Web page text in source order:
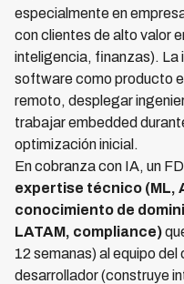
especialmente en
con clientes de alto valor
inteligencia, finanzas). La
software como producto
remoto, desplegar
trabajar embedded
optimización inicial.
En cobranza con IA, un
expertise técnico (ML,
conocimiento de
LATAM, compliance)
12 semanas) al equipo del
desarrollador (construye